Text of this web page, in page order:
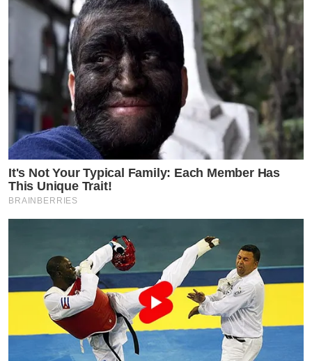
It's Not Your Typical Family: Each Member Has
This Unique Trait!
BRAINBERRIES